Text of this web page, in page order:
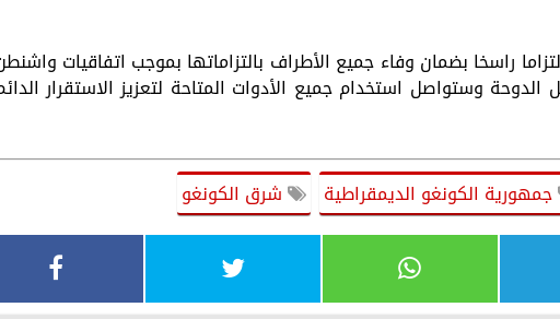
راسخا بضمان وفاء جميع الأطراف بالتزاماتها بموجب اتفاقيات
الدوحة وستواصل استخدام جميع الأدوات المتاحة لتعزيز الاستقرار
جمهورية الكونغو الديمقراطية شرق الكونغو